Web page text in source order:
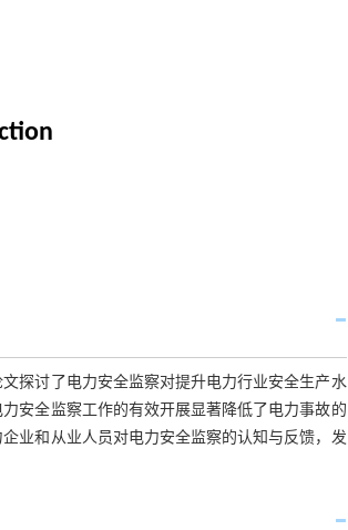
探讨了电力安全监察对提升电力行业安全生产水
安全监察工作的有效开展显著降低了电力事故的
业和从业人员对电力安全监察的认知与反馈，发